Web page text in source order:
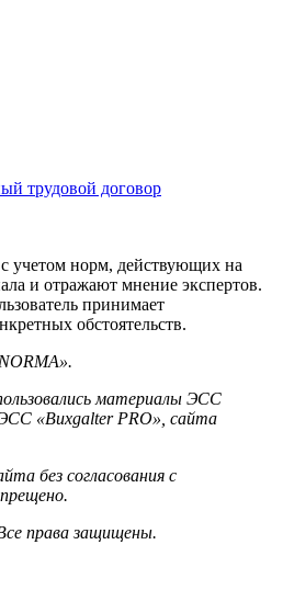
трудовой договор
учетом норм, действующих на
и отражают мнение экспертов.
принимает
обстоятельств.
материалы ЭСС
«Buxgalter PRO», сайта
без согласования с
права защищены.